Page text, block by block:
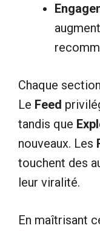
Chaque
Le Feed
tandis que
nouveaux. Les
touchent des
leur viralité.
En maîtrisant